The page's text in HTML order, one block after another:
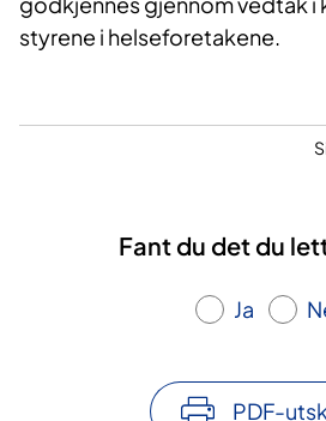
styrene i helseforetakene.
Fant du det du
Ja
PDF-